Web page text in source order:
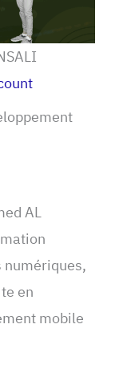
AL
numériques,
en
mobile